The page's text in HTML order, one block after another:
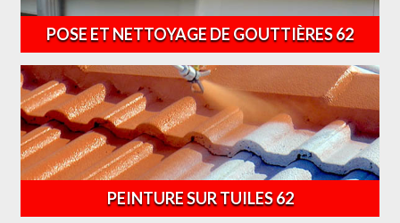
POSE ET NETTOYAGE DE GOUTTIÈRES 62
PEINTURE SUR TUILES 62